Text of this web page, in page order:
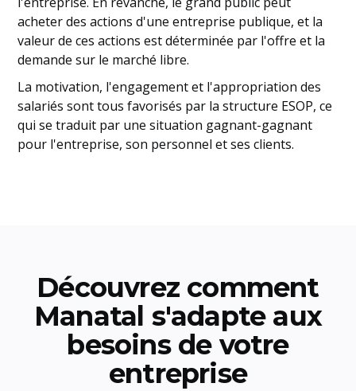
acheter des actions d'une entreprise publique, et la
valeur de ces actions est déterminée par l'offre et la
demande sur le marché libre.
La motivation, l'engagement et l'appropriation des
salariés sont tous favorisés par la structure ESOP, ce
qui se traduit par une situation gagnant-gagnant
pour l'entreprise, son personnel et ses clients.
Découvrez comment
Manatal s'adapte aux
besoins de votre
entreprise